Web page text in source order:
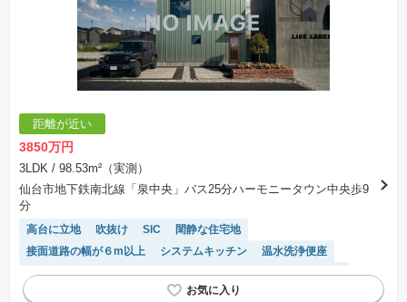
距離が近い
3850万円
3LDK / 98.53m²（実測）
仙台市地下鉄南北線「泉中央」バス25分ハーモニータウン中央歩9
分
高台に立地 吹抜け SIC
閑静な住宅地
接面道路の幅が６m以上
システムキッチン
温水洗浄便座
窓付き浴室
対面キッチン キッチン収納が多い
オール電化
IHクッキングヒーター